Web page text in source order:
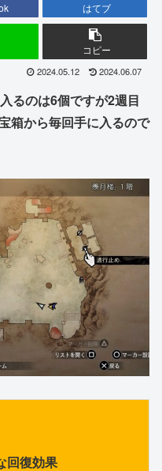
はてブ
コピー
2024.05.12 2024.06.07
るのは6個ですが2週目
箱から毎回手に入るので
回復効果